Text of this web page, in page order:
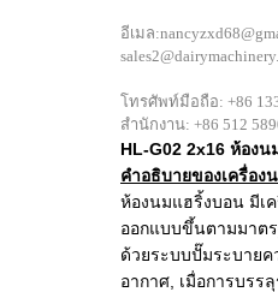
อีเมล:
โทรศัพท์มือถือ: +86 133
สํานักงาน: +86 512
HL-G02 2x16 ห้อง
คําอธิบายของเครื่อ
ห้องนมแฮริ้งบอน มีเ
ออกแบบขึ้นตามมาต
ด้วยระบบปั๊มระบายค
อากาศ, เมื่อการบรร